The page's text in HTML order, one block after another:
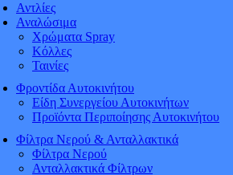
Αντλίες
Αναλώσιμα
Χρώματα Spray
Κόλλες
Ταινίες
Φροντίδα Αυτοκινήτου
Είδη Συνεργείου Αυτοκινήτων
Προϊόντα Περιποίησης Αυτοκινήτου
Φίλτρα Νερού & Ανταλλακτικά
Φίλτρα Νερού
Ανταλλακτικά Φίλτρων